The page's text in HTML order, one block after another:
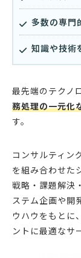
多数の専門
知識や技術
最先端のテクノ
務処理の一元化
す。
コンサルティン
を組み合わせた
戦略・課題解決
ステム企画や開
ウハウをもとに
ントに最適なサ